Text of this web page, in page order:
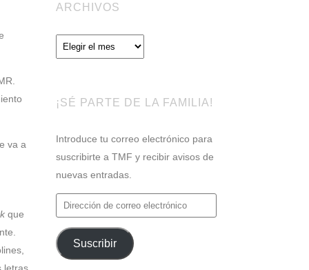
va a
que
ARCHIVOS
Archivos
¡SÉ PARTE DE LA FAMILIA!
Introduce tu correo electrónico para
suscribirte a TMF y recibir avisos de
nuevas entradas.
Dirección
de
correo
electrónico
Suscribir